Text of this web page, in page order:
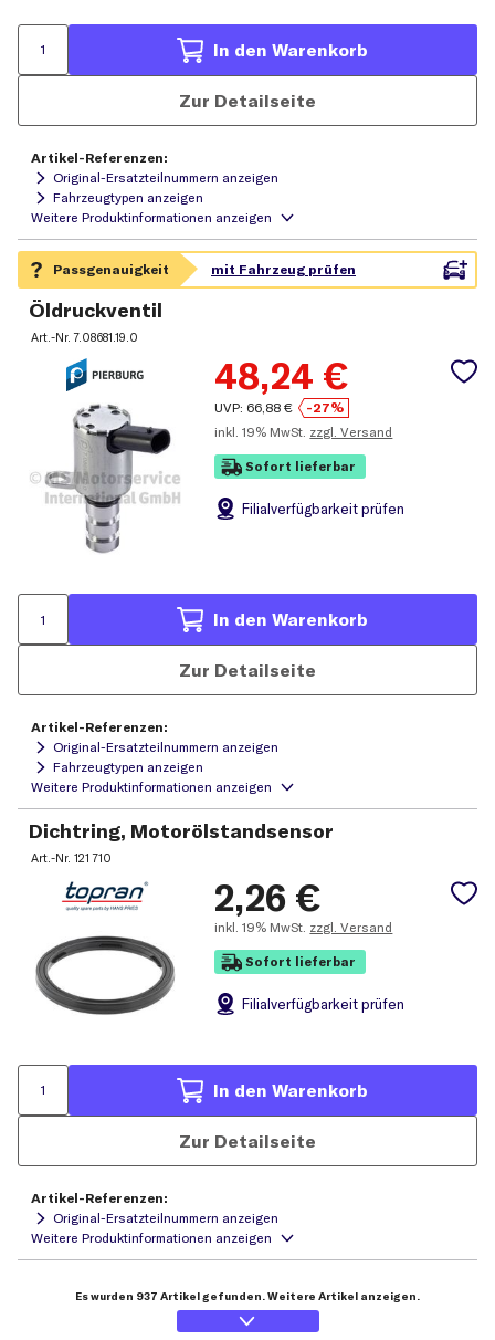
In den Warenkorb
Zur Detailseite
Artikel-Referenzen:
Original-Ersatzteilnummern anzeigen
Fahrzeugtypen anzeigen
Öldruckventil
Art.-Nr.7.08681.19.0
48,24 €
UVP: 66,88 €
-27%
inkl. 19% MwSt. zzgl. Versand
Sofort lieferbar
Filialverfügbarkeit prüfen
In den Warenkorb
Zur Detailseite
Artikel-Referenzen:
Original-Ersatzteilnummern anzeigen
Fahrzeugtypen anzeigen
Dichtring, Motorölstandsensor
Art.-Nr.121 710
2,26 €
inkl. 19% MwSt. zzgl. Versand
Sofort lieferbar
Filialverfügbarkeit prüfen
In den Warenkorb
Zur Detailseite
Artikel-Referenzen:
Original-Ersatzteilnummern anzeigen
Es wurden 937 Artikel gefunden. Weitere Artikel anzeigen.